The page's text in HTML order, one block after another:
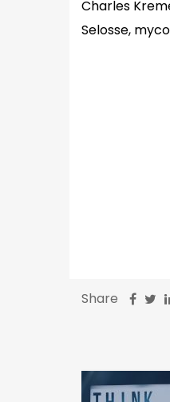
Charles
Selosse,
Share